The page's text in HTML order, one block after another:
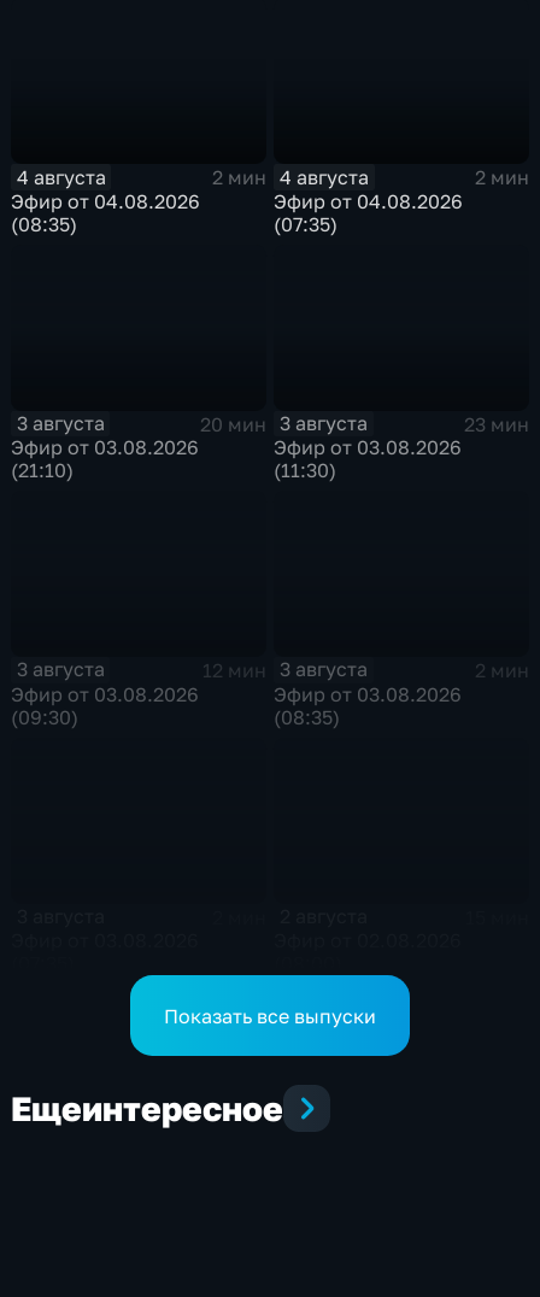
4 августа
2 мин
Эфир от 04.08.2026
(08:35)
4 августа
2 мин
Эфир от 04.08.2026
(07:35)
3 августа
20 мин
Эфир от 03.08.2026
(21:10)
3 августа
23 мин
Эфир от 03.08.2026
(11:30)
3 августа
12 мин
Эфир от 03.08.2026
(09:30)
3 августа
2 мин
Эфир от 03.08.2026
(08:35)
Показать все выпуски
Ещеинтересное